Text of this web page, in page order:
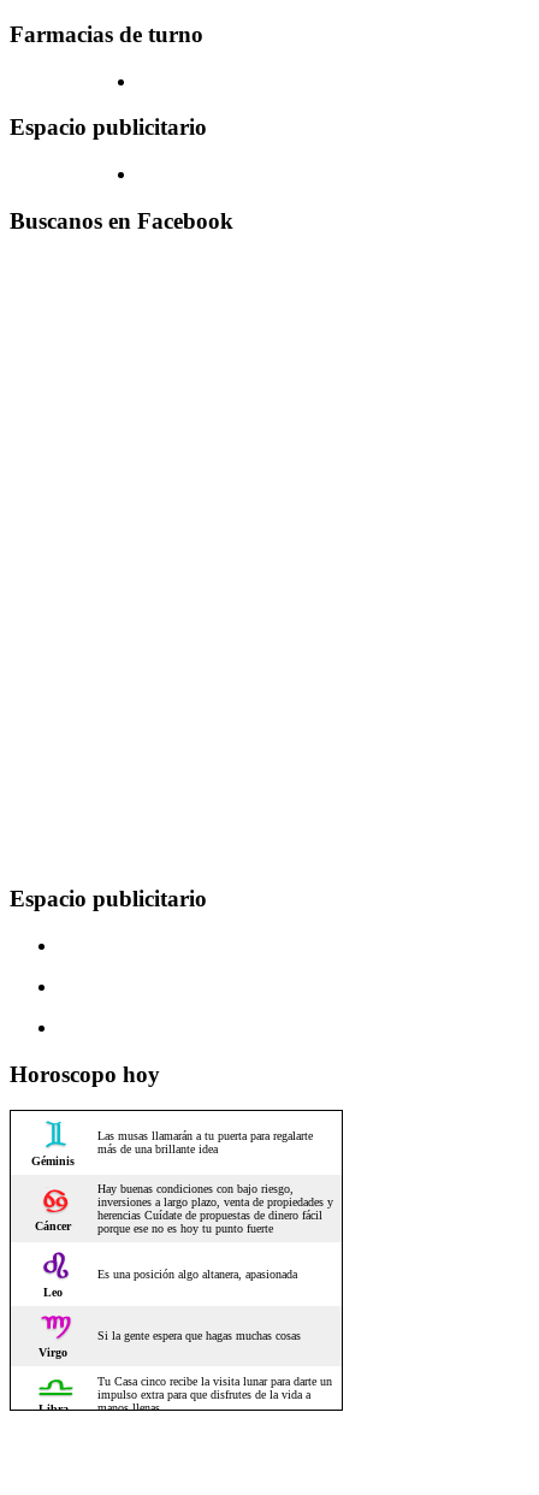
Farmacias de turno
Espacio publicitario
Buscanos en Facebook
Espacio publicitario
Horoscopo hoy